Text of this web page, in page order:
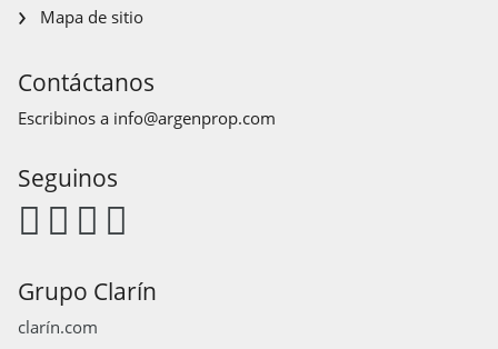
Mapa de sitio
Contáctanos
Escribinos a info@argenprop.com
Seguinos
Grupo Clarín
clarín.com